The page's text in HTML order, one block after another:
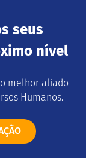
seus
nível
melhor aliado
Humanos.